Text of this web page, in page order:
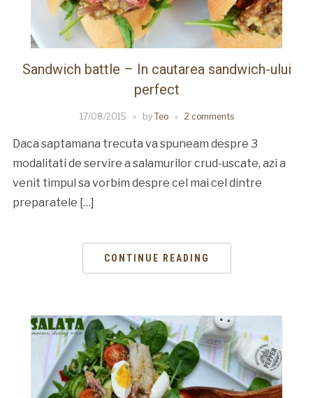
Sandwich battle – In cautarea sandwich-ului
perfect
17/08/2015 by Teo 2 comments
Daca saptamana trecuta va spuneam despre 3
modalitati de servire a salamurilor crud-uscate, azi a
venit timpul sa vorbim despre cel mai cel dintre
preparatele […]
CONTINUE READING